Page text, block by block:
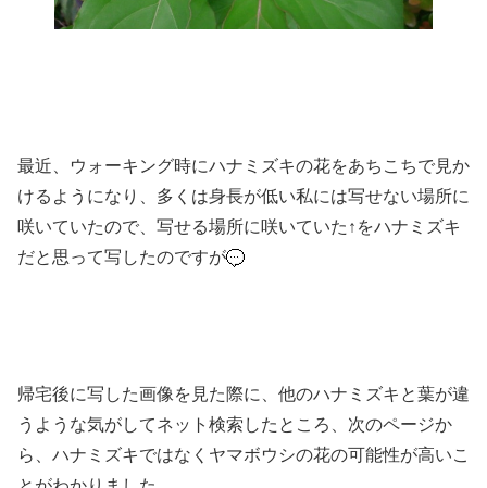
最近、ウォーキング時にハナミズキの花をあちこちで見か
けるようになり、多くは身長が低い私には写せない場所に
咲いていたので、写せる場所に咲いていた↑をハナミズキ
だと思って写したのですが
帰宅後に写した画像を見た際に、他のハナミズキと葉が違
うような気がしてネット検索したところ、次のページか
ら、ハナミズキではなくヤマボウシの花の可能性が高いこ